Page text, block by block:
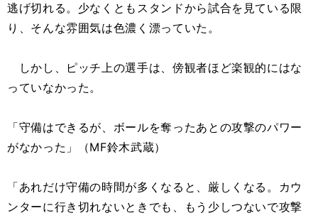
逃げ切れる。少なくともスタンドから試合を見ている限
り、そんな雰囲気は色濃く漂っていた。
しかし、ピッチ上の選手は、傍観者ほど楽観的にはな
っていなかった。
「守備はできるが、ボールを奪ったあとの攻撃のパワー
がなかった」（MF鈴木武蔵）
「あれだけ守備の時間が多くなると、厳しくなる。カウ
ンターに行き切れないときでも、もう少しつないで攻撃